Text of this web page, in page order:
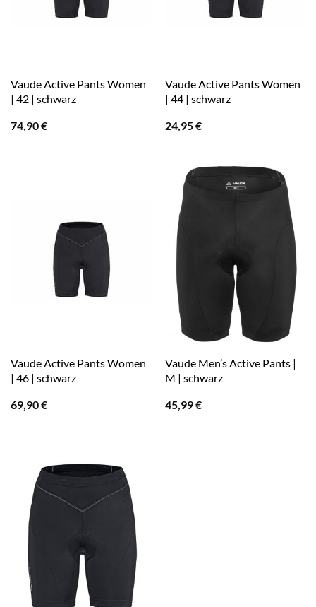
Vaude Active Pants Women
| 42 | schwarz
74,90€
Vaude Active Pants Women
| 44 | schwarz
24,95€
Vaude Active Pants Women
| 46 | schwarz
69,90€
Vaude Men’s Active Pants |
M | schwarz
45,99€